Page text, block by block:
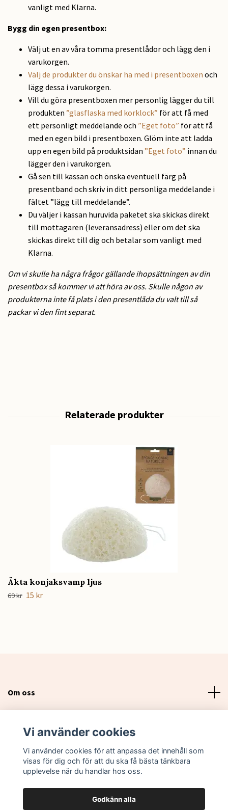
vanligt med Klarna.
Bygg din egen presentbox:
Välj ut en av våra tomma presentlådor och lägg den i
varukorgen.
Välj de produkter du önskar ha med i presentboxen och
lägg dessa i varukorgen.
Vill du göra presentboxen mer personlig lägger du till
produkten ”glasflaska med korklock” för att få med
ett personligt meddelande och ”Eget foto” för att få
med en egen bild i presentboxen. Glöm inte att ladda
upp en egen bild på produktsidan ”Eget foto” innan du
lägger den i varukorgen.
Gå sen till kassan och önska eventuell färg på
presentband och skriv in ditt personliga meddelande i
fältet ”lägg till meddelande”.
Du väljer i kassan huruvida paketet ska skickas direkt
till mottagaren (leveransadress) eller om det ska
skickas direkt till dig och betalar som vanligt med
Klarna.
Om vi skulle ha några frågor gällande ihopsättningen av din
presentbox så kommer vi att höra av oss. Skulle någon av
produkterna inte få plats i den presentlåda du valt till så
packar vi den fint separat.
Äkta konjaksvamp ljus
69 kr 15 kr
Om oss
Sociala medier
Vi använder cookies
Vi använder cookies för att anpassa det innehåll som
visas för dig och för att du ska få bästa tänkbara
upplevelse när du handlar hos oss.
Godkänn alla